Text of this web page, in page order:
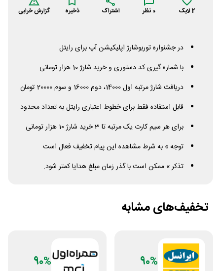
2لایک 0 نظر اشتراک ذخیره گزارش خرابی
در جشنواره توربوشارژ اپلیکیشن آپ برای رایتل
با شماره گیری کد دستوری و خرید شارژ 10 هزار تومانی
دریافت شارژ مرتبه اول 14000، دوم 16000 و سوم 20000 تومان
قابل استفاده فقط برای خطوط اعتباری رایتل به تعداد محدود
برای هر سیم کارت یک مرتبه تا 3 خرید شارژ 10 هزار تومانی
توجه » به شرط مشاهده این پیامتخفیف فعال است
تذکر » ممکن است با گذر زمان مبلغ هدایا کمتر شود.
تخفیف‌های مشابه
90%
90%